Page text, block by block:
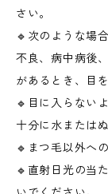
さい。
🔹次のような場
不良、病中病後
があるとき、目
🔹目に入らない
十分に水または
🔹まつ毛以外へ
🔹直射日光の当